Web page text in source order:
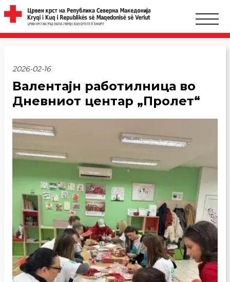
2026-02-16
Валентајн работилница во
Дневниот центар „Пролет“